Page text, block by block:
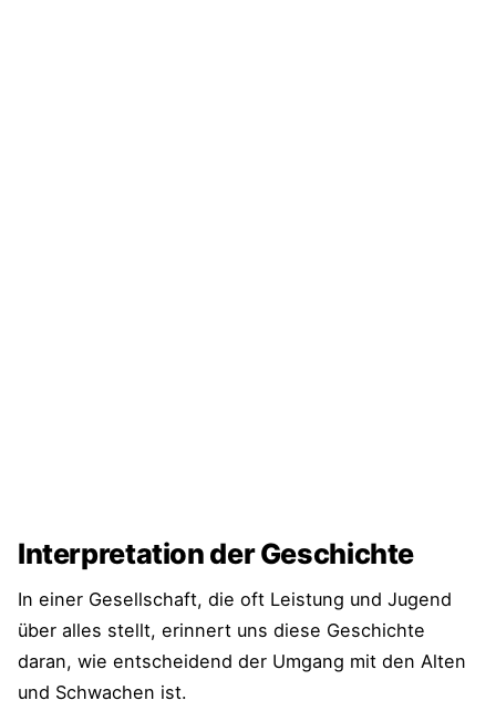
Interpretation der Geschichte
In einer Gesellschaft, die oft Leistung und Jugend
über alles stellt, erinnert uns diese Geschichte
daran, wie entscheidend der Umgang mit den Alten
und Schwachen ist.